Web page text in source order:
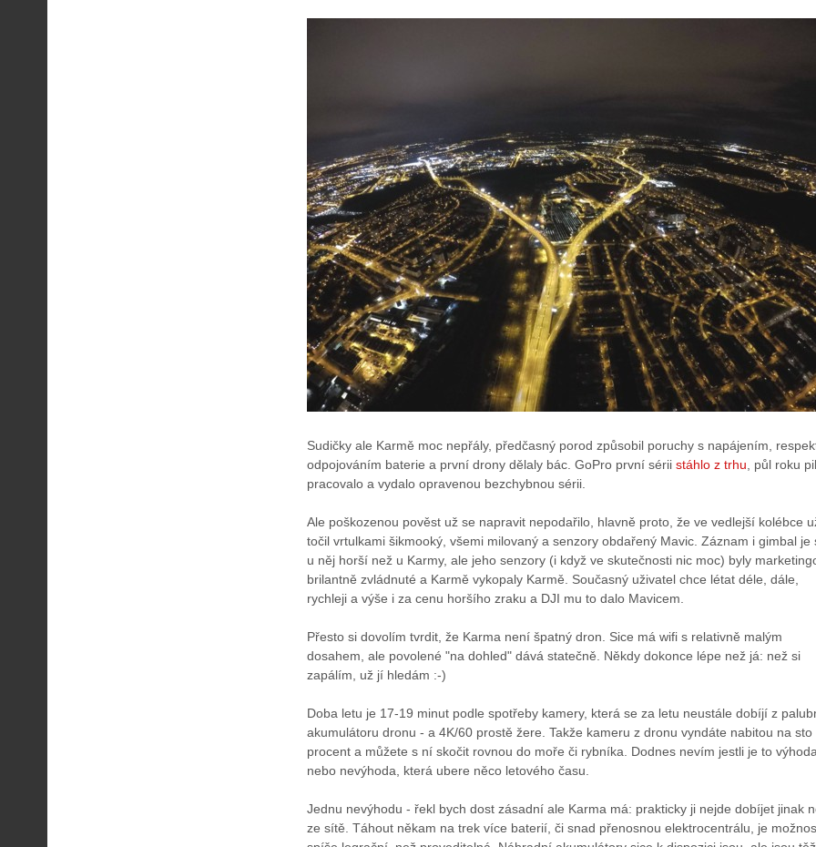
Sudičky ale Karmě moc nepřály, předčasný porod způsobil poruchy s napájením,
odpojováním baterie a první drony dělaly bác. GoPro první sérii stáhlo z trhu, půl roku
pracovalo a vydalo opravenou bezchybnou sérii.
Ale poškozenou pověst už se napravit nepodařilo, hlavně proto, že ve vedlejší kolébce
točil vrtulkami šikmooký, všemi milovaný a senzory obdařený Mavic. Záznam i gimbal je
u něj horší než u Karmy, ale jeho senzory (i když ve skutečnosti nic moc) byly
brilantně zvládnuté a Karmě vykopaly Karmě. Současný uživatel chce létat déle, dále,
rychleji a výše i za cenu horšího zraku a DJI mu to dalo Mavicem.
Přesto si dovolím tvrdit, že Karma není špatný dron. Sice má wifi s relativně malým
dosahem, ale povolené "na dohled" dává statečně. Někdy dokonce lépe než já: než si
zapálím, už jí hledám :-)
Doba letu je 17-19 minut podle spotřeby kamery, která se za letu neustále dobíjí z
akumulátoru dronu - a 4K/60 prostě žere. Takže kameru z dronu vyndáte nabitou na sto
procent a můžete s ní skočit rovnou do moře či rybníka. Dodnes nevím jestli je to
nebo nevýhoda, která ubere něco letového času.
Jednu nevýhodu - řekl bych dost zásadní ale Karma má: prakticky ji nejde dobíjet jinak
ze sítě. Táhout někam na trek více baterií, či snad přenosnou elektrocentrálu, je